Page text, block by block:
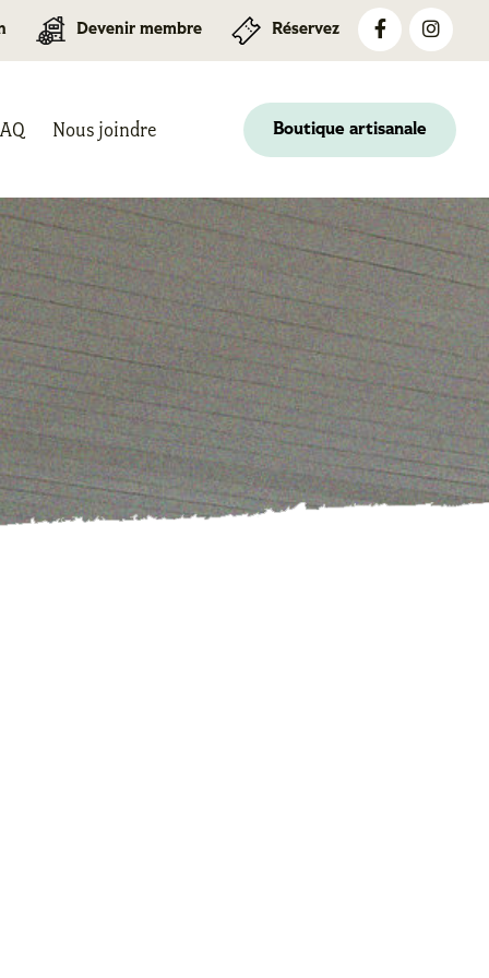
Devenir membre Réservez
Nous joindre Boutique artisanale